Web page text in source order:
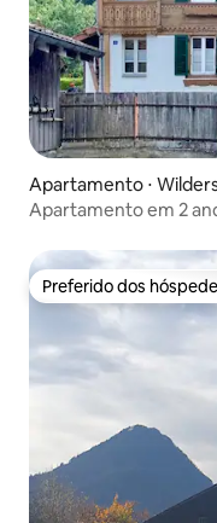
Apartamento ⋅
Apartamento em 2
Preferido dos
Preferido dos